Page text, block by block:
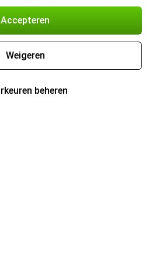
Accepteren
Weigeren
beheren